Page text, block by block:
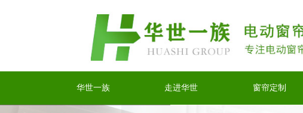
华世一族 走进华世 窗帘定制